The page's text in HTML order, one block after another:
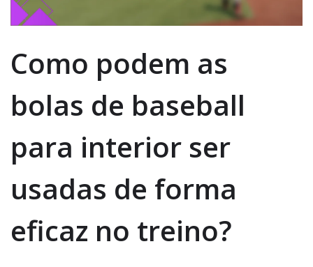
Como podem as
bolas de baseball
para interior ser
usadas de forma
eficaz no treino?